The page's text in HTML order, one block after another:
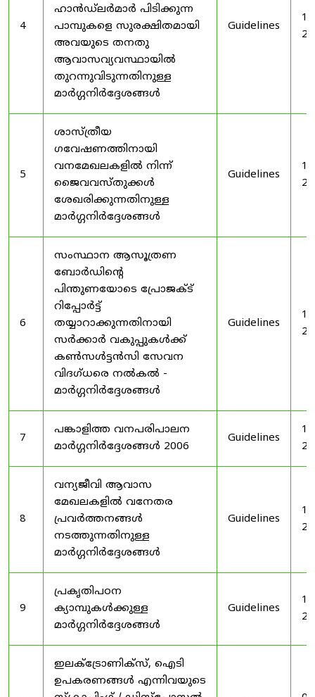
4
ഹാൻഡ്‌ലർമാർ പിടിക്കുന്ന
പാമ്പുകളെ സുരക്ഷിതമായി
അവയുടെ തനതു
ആവാസവ്യവസ്ഥായിൽ
തുറന്നുവിടുന്നതിനുള്ള
മാർഗ്ഗനിർദ്ദേശങ്ങൾ
Guidelines
5
ശാസ്ത്രീയ
ഗവേഷണത്തിനായി
വനമേഖലകളിൽ നിന്ന്
ജൈവവസ്തുക്കൾ
ശേഖരിക്കുന്നതിനുള്ള
മാർഗ്ഗനിർദ്ദേശങ്ങൾ
Guidelines
6
സംസ്ഥാന ആസൂത്രണ
ബോർഡിൻ്റെ
പിന്തുണയോടെ പ്രോജക്ട്
റിപ്പോർട്ട്
തയ്യാറാക്കുന്നതിനായി
സർക്കാർ വകുപ്പുകൾക്ക്
കൺസൾട്ടൻസി സേവന
വിദഗ്ധരെ നൽകൽ -
മാർഗ്ഗനിർദ്ദേശങ്ങൾ
Guidelines
7
പങ്കാളിത്ത വനപരിപാലന
മാർഗ്ഗനിർദ്ദേശങ്ങൾ 2006
Guidelines
8
വന്യജീവി ആവാസ
മേഖലകളിൽ വനേതര
പ്രവർത്തനങ്ങൾ
നടത്തുന്നതിനുള്ള
മാർഗ്ഗനിർദ്ദേശങ്ങൾ
Guidelines
9
പ്രകൃതിപഠന
ക്യാമ്പുകൾക്കുള്ള
മാർഗ്ഗനിർദ്ദേശങ്ങൾ
Guidelines
ഇലക്‌ട്രോണിക്‌സ്, ഐടി
ഉപകരണങ്ങൾ എന്നിവയുടെ